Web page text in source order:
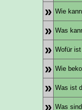
» Wie
» Was
» Wofür
» Wie
» Was ist
» Was